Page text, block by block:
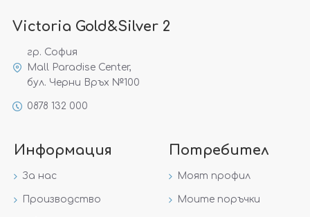
Victoria Gold&Silver 2
гр. София
Mall Paradise Center,
бул. Черни Връх №100
0878 132 000
Информация
За нас
Производство
Потребител
Моят профил
Моите поръчки